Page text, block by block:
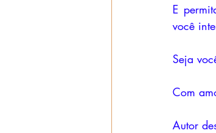
E
você
Seja
Com
Autor